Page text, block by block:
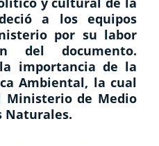
a los equipos
por su labor
del documento.
importancia de la
Ambiental, la cual
Ministerio de Medio
Naturales.